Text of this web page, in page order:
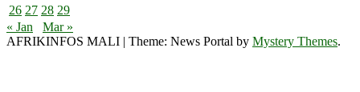
26 27 28 29
« Jan
Mar »
AFRIKINFOS MALI | Theme: News Portal by Mystery Themes.